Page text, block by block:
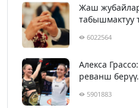
Жаш
табышмактуу
6022564
Алекса
реванш
5901883